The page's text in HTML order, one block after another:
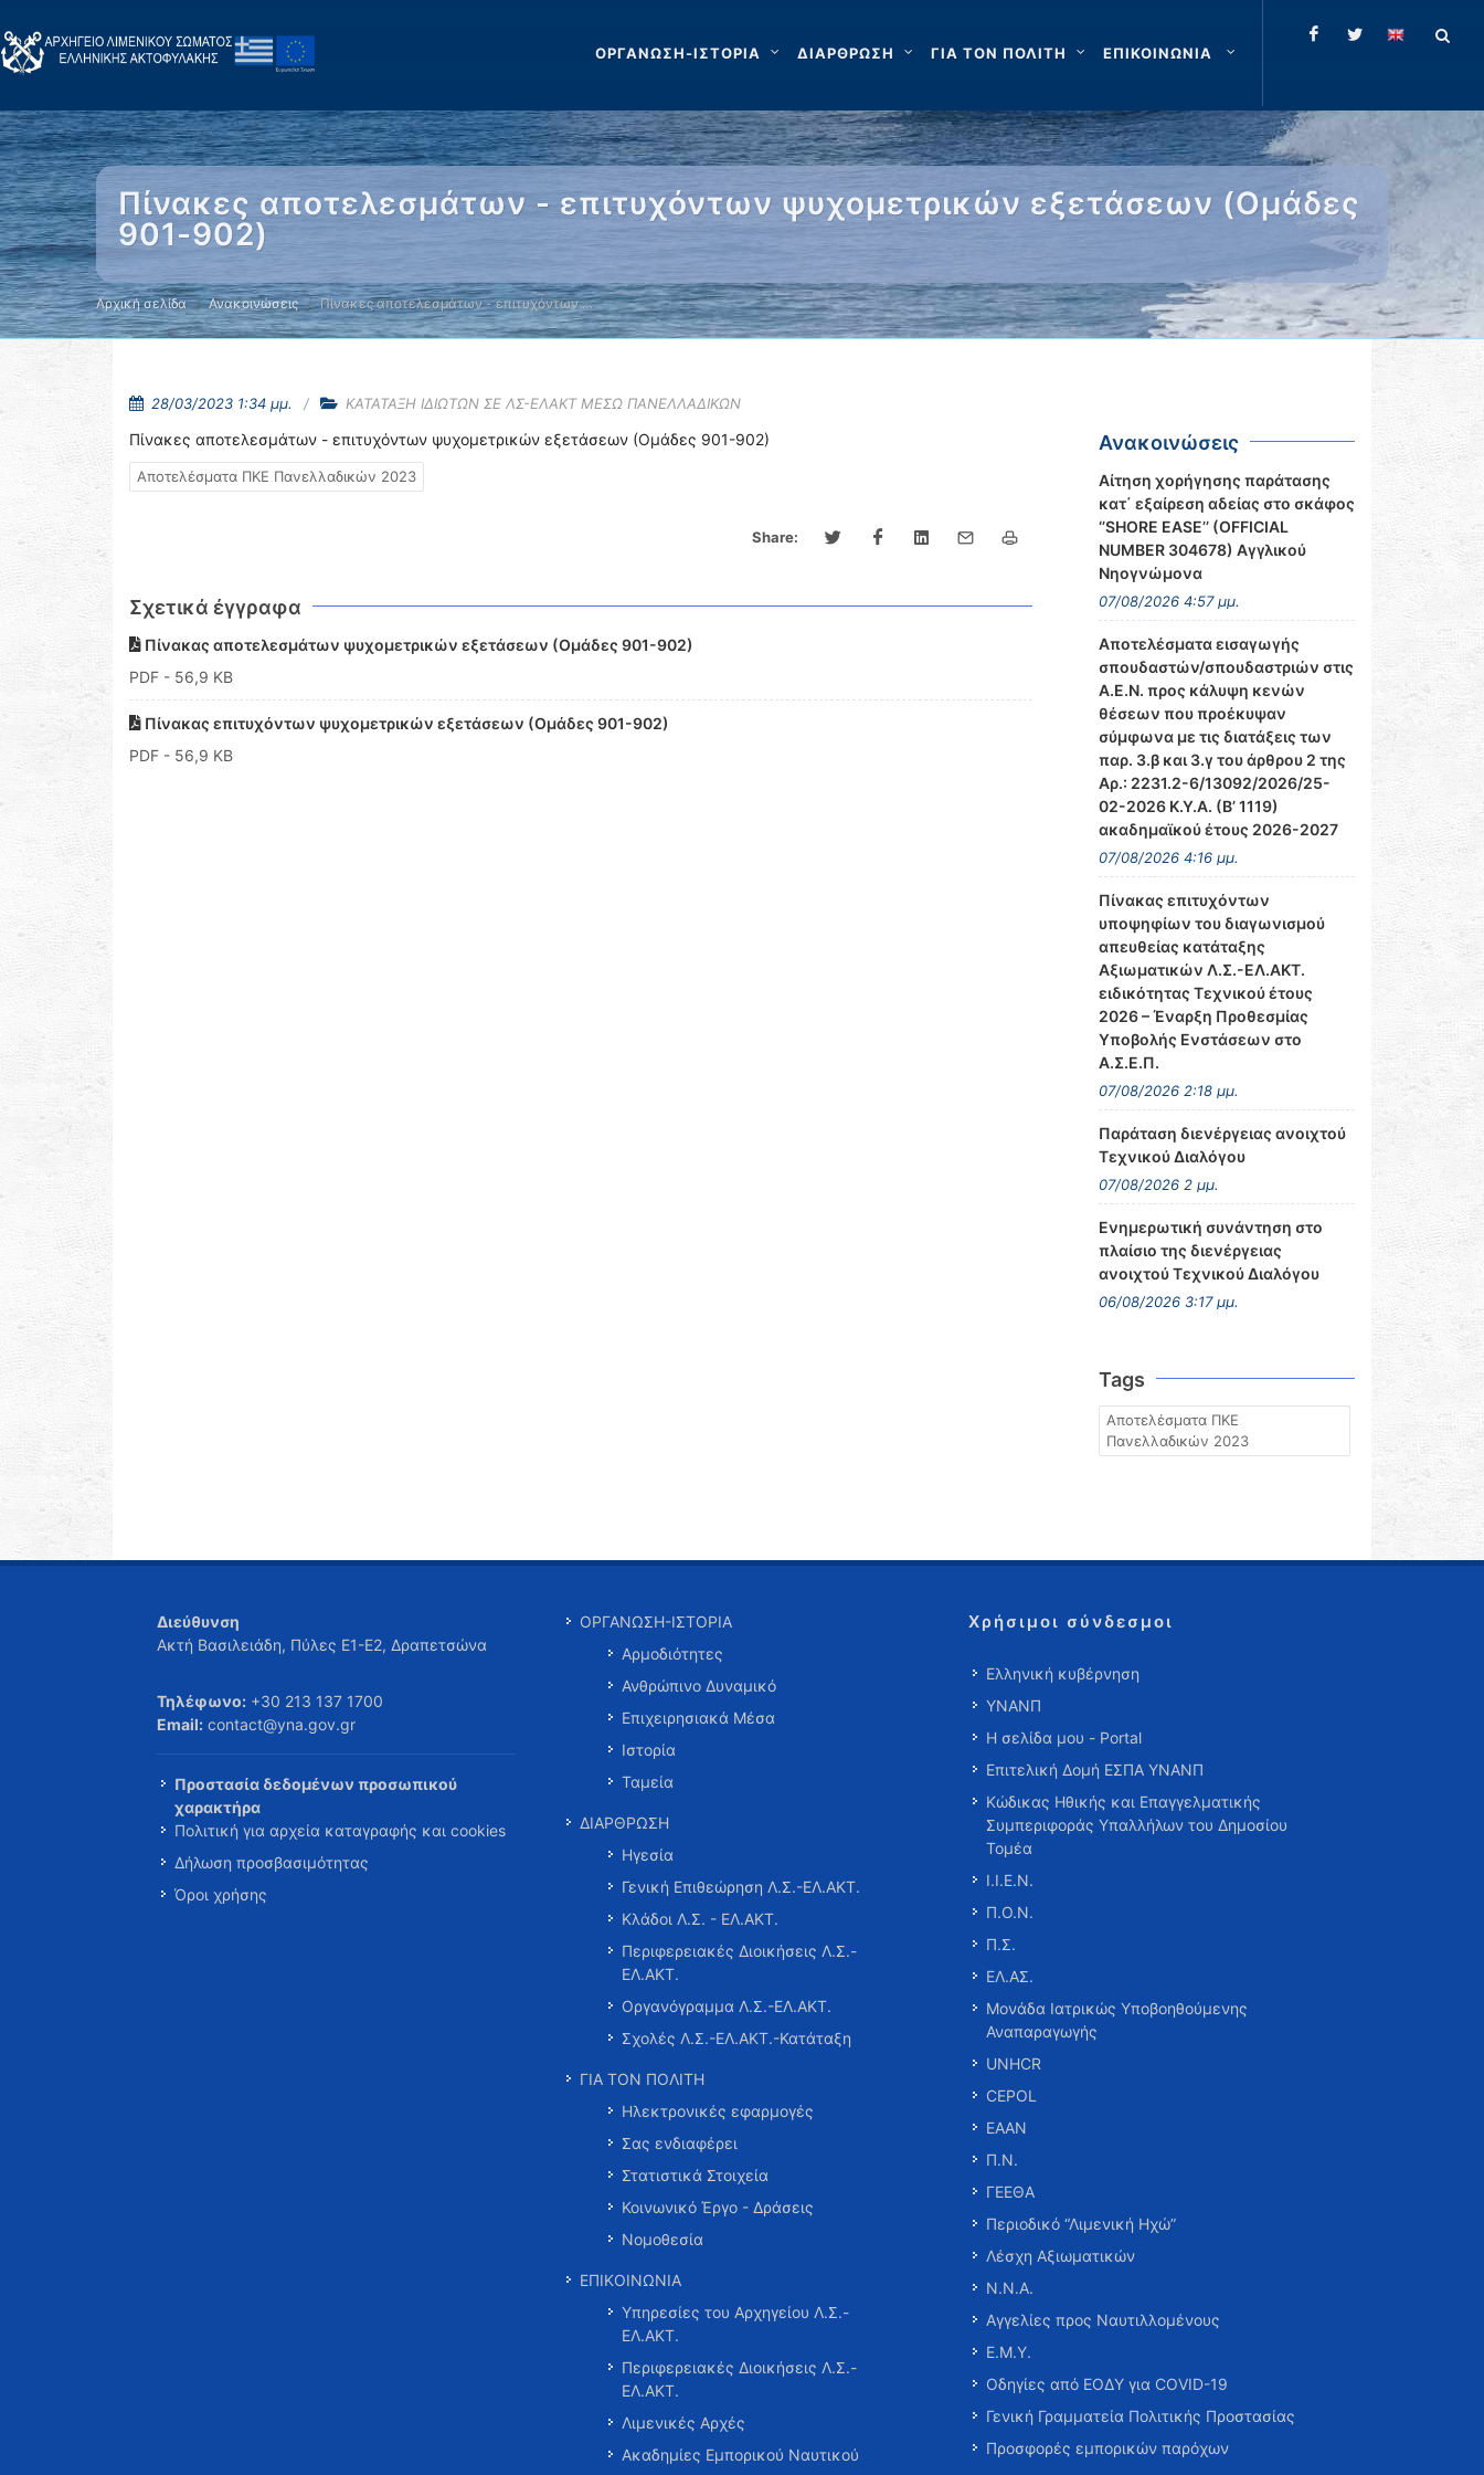
ΟΡΓΑΝΩΣΗ-ΙΣΤΟΡΙΑ ΔΙΑΡΘΡΩΣΗ ΓΙΑ ΤΟΝ ΠΟΛΙΤΗ ΕΠΙΚΟΙΝΩΝΙΑ
Πίνακες αποτελεσμάτων - επιτυχόντων ψυχομετρικών εξετάσεων (Ομάδες
901-902)
Αρχική σελίδα Ανακοινώσεις Πίνακες αποτελεσμάτων - επιτυχόντων …
28/03/2023 1:34 μμ. ΚΑΤΑΤΑΞΗ ΙΔΙΩΤΩΝ ΣΕ ΛΣ-ΕΛΑΚΤ ΜΕΣΩ ΠΑΝΕΛΛΑΔΙΚΩΝ
Πίνακες αποτελεσμάτων - επιτυχόντων ψυχομετρικών εξετάσεων (Ομάδες 901-902)
Αποτελέσματα ΠΚΕ Πανελλαδικών 2023
Share:
Σχετικά έγγραφα
Πίνακας αποτελεσμάτων ψυχομετρικών εξετάσεων (Ομάδες 901-902)
PDF - 56,9 KB
Πίνακας επιτυχόντων ψυχομετρικών εξετάσεων (Ομάδες 901-902)
PDF - 56,9 KB
Ανακοινώσεις
Αίτηση χορήγησης παράτασης
κατ΄ εξαίρεση αδείας στο σκάφος
‘’SHORE EASE’’ (OFFICIAL
NUMBER 304678) Αγγλικού
Νηογνώμονα
07/08/2026 4:57 μμ.
Αποτελέσματα εισαγωγής
σπουδαστών/σπουδαστριών στις
Α.Ε.Ν. προς κάλυψη κενών
θέσεων που προέκυψαν
σύμφωνα με τις διατάξεις των
παρ. 3.β και 3.γ του άρθρου 2 της
Αρ.: 2231.2-6/13092/2026/25-
02-2026 Κ.Υ.Α. (Β’ 1119)
ακαδημαϊκού έτους 2026-2027
07/08/2026 4:16 μμ.
Πίνακας επιτυχόντων
υποψηφίων του διαγωνισμού
απευθείας κατάταξης
Αξιωματικών Λ.Σ.-ΕΛ.ΑΚΤ.
ειδικότητας Τεχνικού έτους
2026 – Έναρξη Προθεσμίας
Υποβολής Ενστάσεων στο
Α.Σ.Ε.Π.
07/08/2026 2:18 μμ.
Παράταση διενέργειας ανοιχτού
Τεχνικού Διαλόγου
07/08/2026 2 μμ.
Ενημερωτική συνάντηση στο
πλαίσιο της διενέργειας
ανοιχτού Τεχνικού Διαλόγου
06/08/2026 3:17 μμ.
Tags
Αποτελέσματα ΠΚΕ
Πανελλαδικών 2023
Διεύθυνση
Ακτή Βασιλειάδη, Πύλες Ε1-Ε2, Δραπετσώνα
Τηλέφωνο: +30 213 137 1700
Email: contact@yna.gov.gr
Προστασία δεδομένων προσωπικού
χαρακτήρα
Πολιτική για αρχεία καταγραφής και cookies
Δήλωση προσβασιμότητας
Όροι χρήσης
ΟΡΓΑΝΩΣΗ-ΙΣΤΟΡΙΑ
Αρμοδιότητες
Ανθρώπινο Δυναμικό
Επιχειρησιακά Μέσα
Ιστορία
Ταμεία
ΔΙΑΡΘΡΩΣΗ
Ηγεσία
Γενική Επιθεώρηση Λ.Σ.-ΕΛ.ΑΚΤ.
Κλάδοι Λ.Σ. - ΕΛ.ΑΚΤ.
Περιφερειακές Διοικήσεις Λ.Σ.-
ΕΛ.ΑΚΤ.
Οργανόγραμμα Λ.Σ.-ΕΛ.ΑΚΤ.
Σχολές Λ.Σ.-ΕΛ.ΑΚΤ.-Κατάταξη
ΓΙΑ ΤΟΝ ΠΟΛΙΤΗ
Ηλεκτρονικές εφαρμογές
Σας ενδιαφέρει
Στατιστικά Στοιχεία
Κοινωνικό Έργο - Δράσεις
Νομοθεσία
ΕΠΙΚΟΙΝΩΝΙΑ
Υπηρεσίες του Αρχηγείου Λ.Σ.-
ΕΛ.ΑΚΤ.
Περιφερειακές Διοικήσεις Λ.Σ.-
ΕΛ.ΑΚΤ.
Λιμενικές Αρχές
Ακαδημίες Εμπορικού Ναυτικού
Χρήσιμοι σύνδεσμοι
Ελληνική κυβέρνηση
ΥΝΑΝΠ
Η σελίδα μου - Portal
Επιτελική Δομή ΕΣΠΑ ΥΝΑΝΠ
Κώδικας Ηθικής και Επαγγελματικής
Συμπεριφοράς Υπαλλήλων του Δημοσίου
Τομέα
Ι.Ι.Ε.Ν.
Π.Ο.Ν.
Π.Σ.
ΕΛ.ΑΣ.
Μονάδα Ιατρικώς Υποβοηθούμενης
Αναπαραγωγής
UNHCR
CEPOL
ΕΑΑΝ
Π.Ν.
ΓΕΕΘΑ
Περιοδικό “Λιμενική Ηχώ”
Λέσχη Αξιωματικών
Ν.Ν.Α.
Αγγελίες προς Ναυτιλλομένους
Ε.Μ.Υ.
Οδηγίες από ΕΟΔΥ για COVID-19
Γενική Γραμματεία Πολιτικής Προστασίας
Προσφορές εμπορικών παρόχων